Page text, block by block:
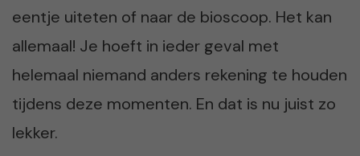
eentje uiteten of naar de bioscoop. Het kan
allemaal! Je hoeft in ieder geval met
helemaal niemand anders rekening te houden
tijdens deze momenten. En dat is nu juist zo
lekker.